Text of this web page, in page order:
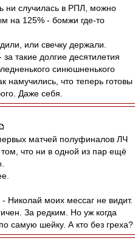
ни случилась в РПЛ, можно
на 125% - бомжи где-то
или свечку держали.
такие долгие десятилетия
синюшненького
намучились, что теперь готовы
Даже себя.
матчей полуфиналов ЛЧ
том, что ни в одной из пар ещё
Николай моих мессаг не видит.
За редким. Но уж когда
самую шейку. А кто без греха?